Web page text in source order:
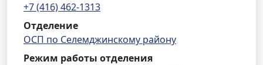
+7 (416) 462-1313
Отделение
ОСП по Селемджинскому району
Режим работы отделения